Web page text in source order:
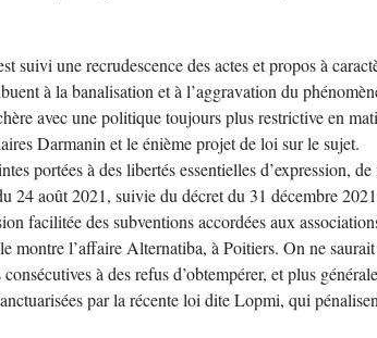
suivi une recrudescence des actes et propos à
à la banalisation et à l’aggravation du
avec une politique toujours plus restrictive en
Darmanin et le énième projet de loi sur le sujet.
portées à des libertés essentielles d’expression,
24 août 2021, suivie du décret du 31 décembre
facilitée des subventions accordées aux
montre l’affaire Alternatiba, à Poitiers. On ne
à des refus d’obtempérer, et plus
par la récente loi dite Lopmi, qui